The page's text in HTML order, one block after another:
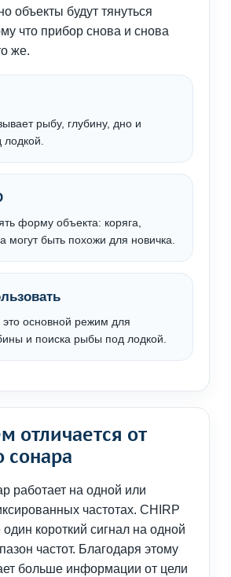
объекты будут тянуться
что прибор снова и снова
же.
рыбу, глубину, дно и
лодкой.
форму объекта: коряга,
могут быть похожи для новичка.
это основной режим для
и поиска рыбы под лодкой.
отличается от
сонара
работает на одной или
частотах. CHIRP
короткий сигнал на одной
частот. Благодаря этому
больше информации от цели